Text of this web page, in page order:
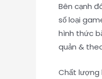
Bên cạnh
số loại
hình thức
quản &
Chất lượng